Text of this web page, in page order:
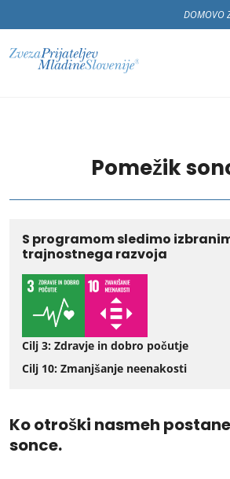
DOMOVO
Pomežik
S programom sledimo
trajnostnega razvoja
Cilj 3: Zdravje in dobro počutje
Cilj 10: Zmanjšanje neenakosti
Ko otroški nasmeh
sonce.